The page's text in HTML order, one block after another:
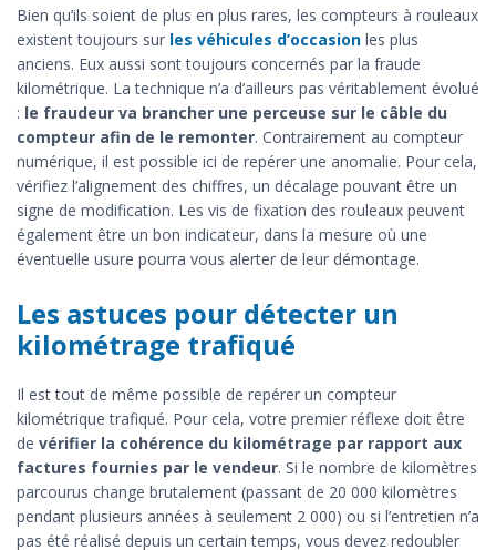
Bien qu’ils soient de plus en plus rares, les compteurs à rouleaux
existent toujours sur les véhicules d’occasion les plus
anciens. Eux aussi sont toujours concernés par la fraude
kilométrique. La technique n’a d’ailleurs pas véritablement évolué
: le fraudeur va brancher une perceuse sur le câble du
compteur afin de le remonter. Contrairement au compteur
numérique, il est possible ici de repérer une anomalie. Pour cela,
vérifiez l’alignement des chiffres, un décalage pouvant être un
signe de modification. Les vis de fixation des rouleaux peuvent
également être un bon indicateur, dans la mesure où une
éventuelle usure pourra vous alerter de leur démontage.
Les astuces pour détecter un
kilométrage trafiqué
Il est tout de même possible de repérer un compteur
kilométrique trafiqué. Pour cela, votre premier réflexe doit être
de vérifier la cohérence du kilométrage par rapport aux
factures fournies par le vendeur. Si le nombre de kilomètres
parcourus change brutalement (passant de 20 000 kilomètres
pendant plusieurs années à seulement 2 000) ou si l’entretien n’a
pas été réalisé depuis un certain temps, vous devez redoubler